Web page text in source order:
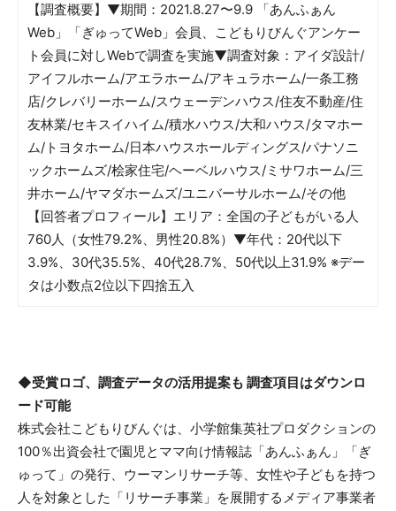
【調査概要】▼期間：2021.8.27〜9.9 「あんふぁん
Web」「ぎゅってWeb」会員、こどもりびんぐアンケー
ト会員に対しWebで調査を実施▼調査対象：アイダ設計/
アイフルホーム/アエラホーム/アキュラホーム/一条工務
店/クレバリーホーム/スウェーデンハウス/住友不動産/住
友林業/セキスイハイム/積水ハウス/大和ハウス/タマホー
ム/トヨタホーム/日本ハウスホールディングス/パナソニ
ックホームズ/桧家住宅/ヘーベルハウス/ミサワホーム/三
井ホーム/ヤマダホームズ/ユニバーサルホーム/その他
【回答者プロフィール】エリア：全国の子どもがいる人
760人（女性79.2%、男性20.8%）▼年代：20代以下
3.9%、30代35.5%、40代28.7%、50代以上31.9% ※デー
タは小数点2位以下四捨五入
◆受賞ロゴ、調査データの活用提案も 調査項目はダウンロ
ード可能
株式会社こどもりびんぐは、小学館集英社プロダクションの
100％出資会社で園児とママ向け情報誌「あんふぁん」「ぎ
ゅって」の発行、ウーマンリサーチ等、女性や子どもを持つ
人を対象とした「リサーチ事業」を展開するメディア事業者